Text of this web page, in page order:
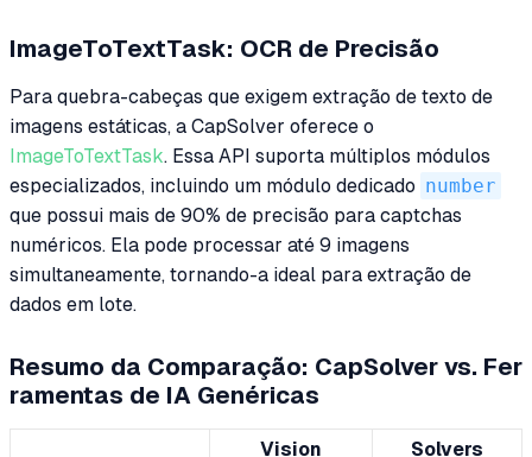
ImageToTextTask: OCR de Precisão
Para quebra-cabeças que exigem extração de texto de
imagens estáticas, a CapSolver oferece o
ImageToTextTask. Essa API suporta múltiplos módulos
especializados, incluindo um módulo dedicado number
que possui mais de 90% de precisão para captchas
numéricos. Ela pode processar até 9 imagens
simultaneamente, tornando-a ideal para extração de
dados em lote.
Resumo da Comparação: CapSolver vs. Fer
ramentas de IA Genéricas
Vision
Solvers